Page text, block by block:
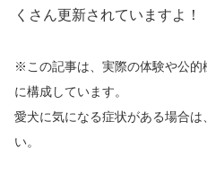
くさん更新されていますよ！
※この記事は、実際の体験や公的
に構成しています。
愛犬に気になる症状がある場合
い。